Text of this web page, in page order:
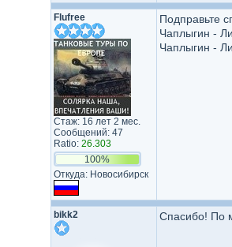
Flufree
Стаж: 16 лет 2 мес.
Сообщений: 47
Ratio: 26.303
100%
Откуда: Новосибирск
Подправьте
Чаплыгин -
Чаплыгин -
bikk2 Спасибо! По